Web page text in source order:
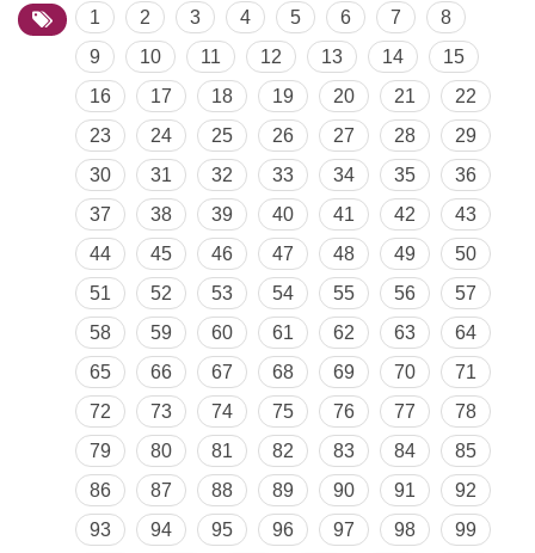
1 2 3 4 5 6 7
8
9
10 11 12 13 14
15
16
17 18 19 20 21
22
23
24 25 26 27 28
29
30
31 32 33 34 35
36
37
38 39 40 41 42
43
44
45 46 47 48 49
50
51
52 53 54 55 56
57
58
59 60 61 62 63
64
65
66 67 68 69 70
71
72
73 74 75 76 77
78
79
80 81 82 83 84
85
86
87 88 89 90 91
92
93
94 95 96 97 98
99